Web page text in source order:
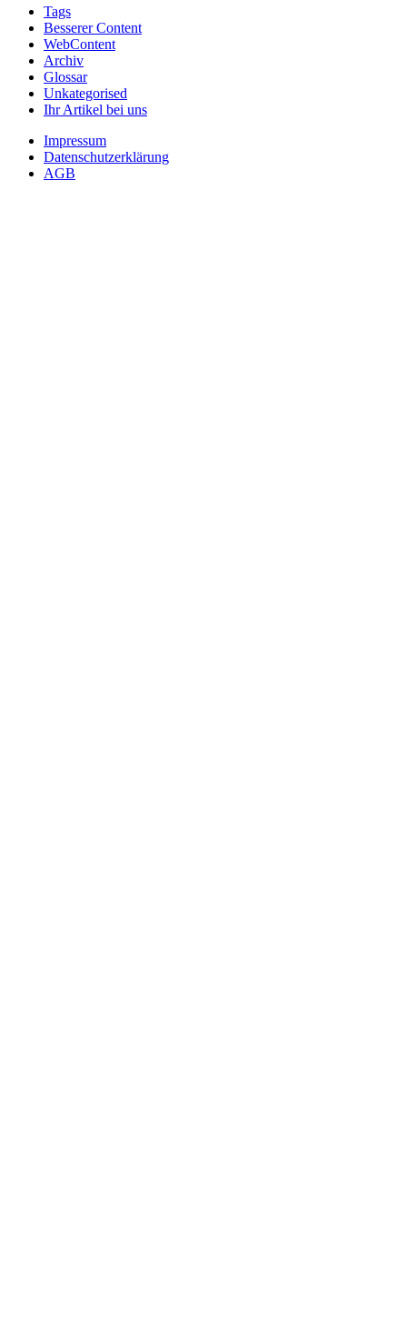
Tags
Besserer Content
WebContent
Archiv
Glossar
Unkategorised
Ihr Artikel bei uns
Impressum
Datenschutzerklärung
AGB